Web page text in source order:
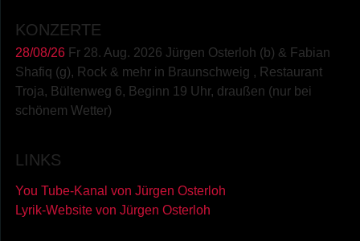
KONZERTE
28/08/26 Fr 28. Aug. 2026 Jürgen Osterloh (b) & Fabian
Shafiq (g), Rock & mehr in Braunschweig , Restaurant
Troja, Bültenweg 6, Beginn 19 Uhr, draußen (nur bei
schönem Wetter)
LINKS
You Tube-Kanal von Jürgen Osterloh
Lyrik-Website von Jürgen Osterloh